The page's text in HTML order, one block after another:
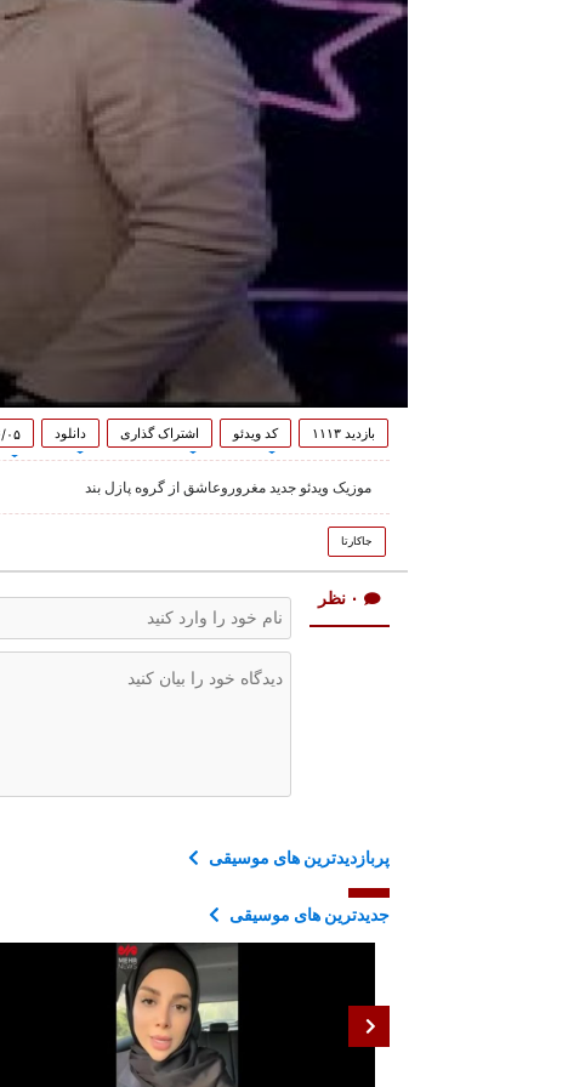
بازدید ۱۱۱۳ کد ویدئو اشتراک گذاری دانلود
موزیک ویدئو جدید مغروروعاشق از گروه پازل بند
جاکارتا
۰ نظر
پربازدیدترین های موسیقی
جدیدترین های موسیقی